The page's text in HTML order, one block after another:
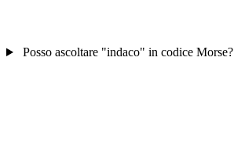
Posso ascoltare "indaco" in codice Morse?